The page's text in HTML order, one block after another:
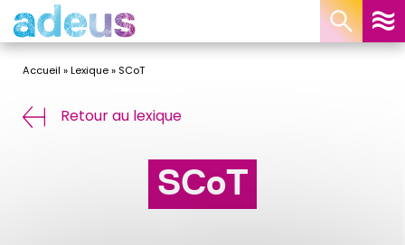
Accueil »Lexique» SCoT
Retour au lexique
SCoT
Panneau de gestion des cookies